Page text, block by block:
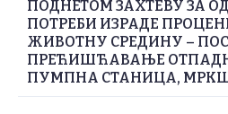
ПОДНЕТОМ ЗАХТЕВУ ЗА
ПОТРЕБИ ИЗРАДЕ
ЖИВОТНУ СРЕДИНУ –
ПРЕЋИШЋАВАЊЕ
ПУМПНА СТАНИЦА,